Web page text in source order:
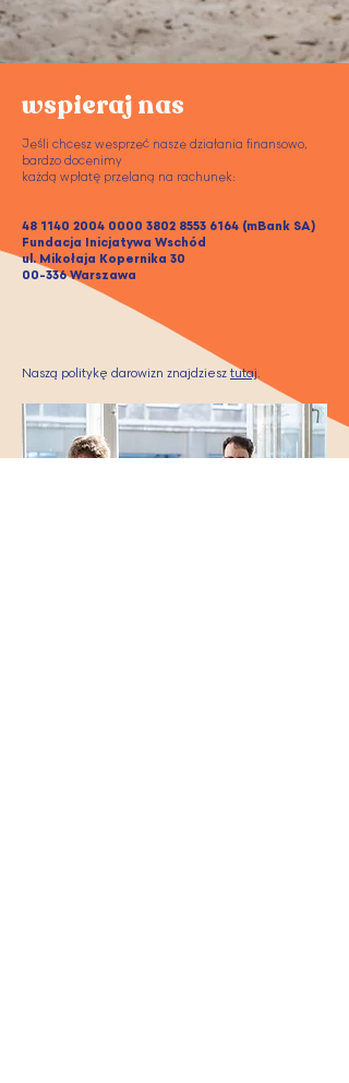
wspieraj nas
Jeśli chcesz wesprzeć nasze działania finansowo,
bardzo docenimy
każdą wpłatę przelaną na rachunek:
48 1140 2004 0000 3802 8553 6164 (mBank SA)
Fundacja Inicjatywa Wschód
ul. Mikołaja Kopernika 30
00-336 Warszawa
Naszą politykę darowizn znajdziesz tutaj.